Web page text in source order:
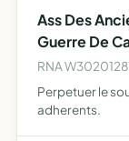
développer
Ass Des
Guerre De
RNA
Perpetuer le
adherents.